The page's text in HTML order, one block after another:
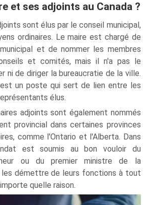
et ses adjoints au Canada ?
sont élus par le conseil municipal,
ordinaires. Le maire est chargé de
et de nommer les membres
et comités, mais il n'a pas le
ni de diriger la bureaucratie de la ville.
est un poste qui sert de lien entre les
élus.
adjoints sont également nommés
provincial dans certaines provinces
comme l'Ontario et l'Alberta. Dans
est soumis au bon vouloir du
ou du premier ministre de la
les démettre de leurs fonctions à tout
quelle raison.